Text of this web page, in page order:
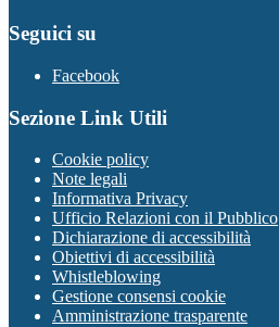
Seguici su
Facebook
Sezione Link Utili
Cookie policy
Note legali
Informativa Privacy
Ufficio Relazioni con il Pubblico
Dichiarazione di accessibilità
Obiettivi di accessibilità
Whistleblowing
Gestione consensi cookie
Amministrazione trasparente